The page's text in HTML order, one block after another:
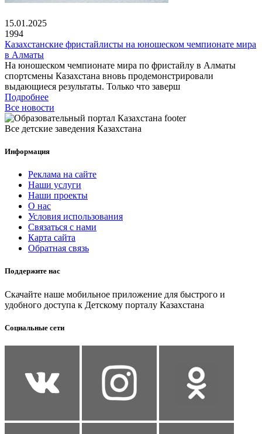
15.01.2025
1994
Казахстанские фристайлисты на юношеском чемпионате мира
в Алматы
На юношеском чемпионате мира по фристайлу в Алматы
спортсмены Казахстана вновь продемонстрировали
выдающиеся результаты. Только что заверш
Подробнее
Все новости
Все детские заведения Казахстана
Информация
Реклама на сайте
Наши услуги
Наши проекты
О нас
Условия использования
Связаться с нами
Карта сайта
Обратная связь
Поддержите нас
Скачайте наше мобильное приложение для быстрого и
удобного доступа к Детскому порталу Казахстана
Социальные сети